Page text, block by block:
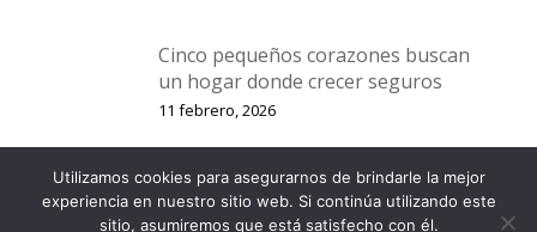
Cinco pequeños corazones buscan
un hogar donde crecer seguros
11 febrero, 2026
Cuatro gatitos, dos rescates… y una
sola esperanza: un hogar
Utilizamos cookies para asegurarnos de brindarle la mejor
experiencia en nuestro sitio web. Si continúa utilizando este
sitio, asumiremos que está satisfecho con él.